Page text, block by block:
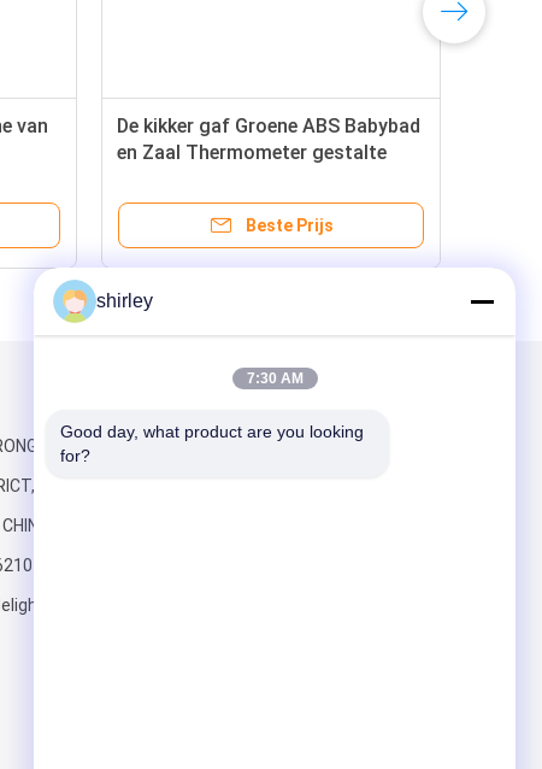
van
De kikker gaf Groene ABS Babybad
en Zaal Thermometer gestalte
Beste Prijs
WEG,
shirley
7:30 AM
Good day, what product are you looking
for?